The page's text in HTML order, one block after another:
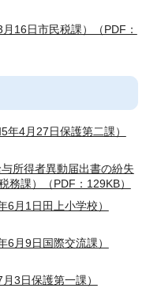
16日市民税課）（PDF：
4月27日保護第二課）
所得者異動届出書の紛失
務課）（PDF：129KB）
6月1日田上小学校）
月9日国際交流課）
3日保護第一課）